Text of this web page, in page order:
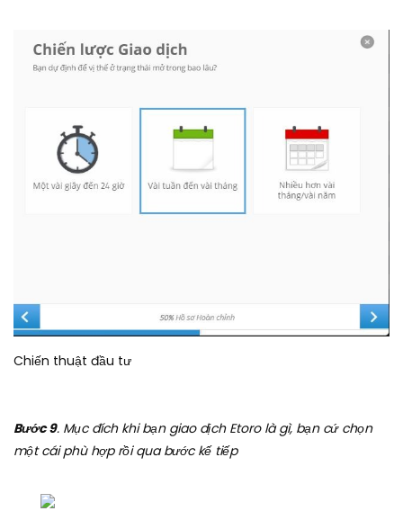
Chiến thuật đầu tư
Bước 9. Mục đích khi bạn giao dịch Etoro là gì, bạn cứ chọn
một cái phù hợp rồi qua bước kế tiếp